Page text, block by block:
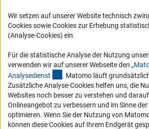
Logo und Corporate Design
RSS-Feeds
Compliance
Vergabeverfahren
Barrierefreiheit
Service und Informationen für Menschen mit
Erklärung zur Barrierefreiheit
Wir setzen auf unserer Website technisch
Cookies sowie Cookies zur Erhebung
(Analyse-Cookies) ein.
Für die statistische Analyse der Nutzung
verwenden wir auf unserer Webseite den
Analysedienst (externer Link)
. Matomo läuft
Zusätzliche Analyse-Cookies helfen uns, die
Websites noch besser zu verstehen und
Onlineangebot zu verbessern und im Sinne
optimieren. Wenn Sie der Nutzung von
können diese Cookies auf Ihrem Endgerät